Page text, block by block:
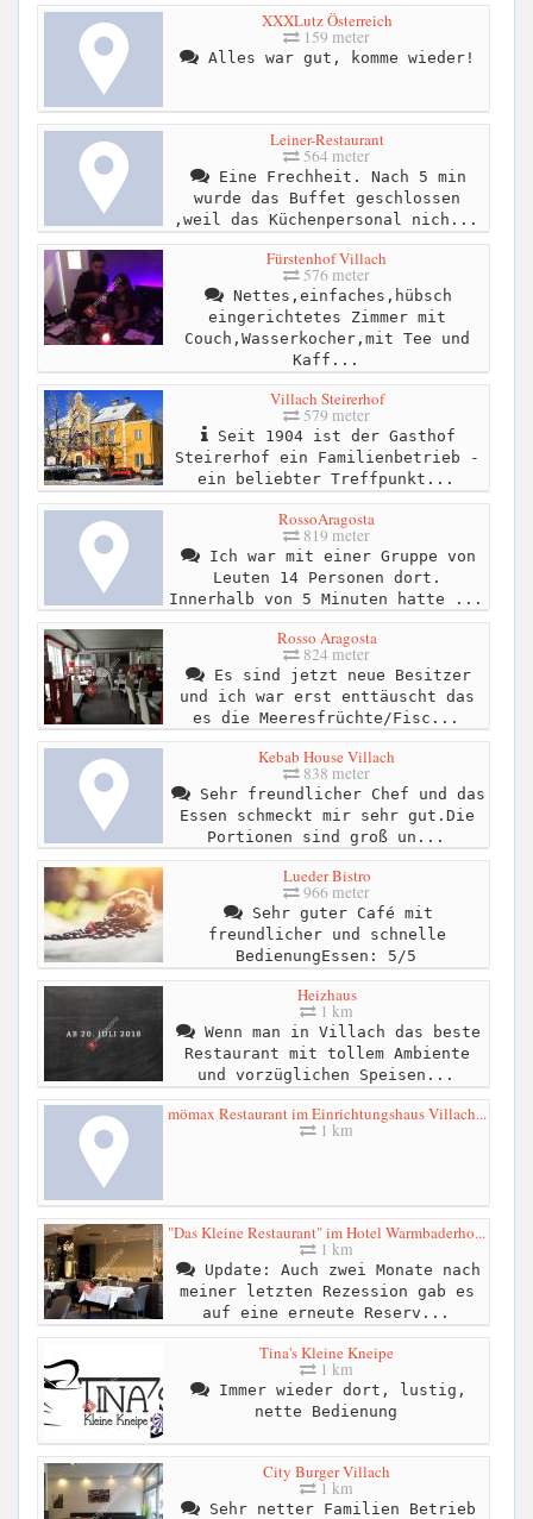
XXXLutz Österreich
159 meter
Alles war gut, komme wieder!
Leiner-Restaurant
564 meter
Eine Frechheit. Nach 5 min
wurde das Buffet geschlossen
,weil das Küchenpersonal nich...
Fürstenhof Villach
576 meter
Nettes,einfaches,hübsch
eingerichtetes Zimmer mit
Couch,Wasserkocher,mit Tee und
Kaff...
Villach Steirerhof
579 meter
Seit 1904 ist der Gasthof
Steirerhof ein Familienbetrieb -
ein beliebter Treffpunkt...
RossoAragosta
819 meter
Ich war mit einer Gruppe von
Leuten 14 Personen dort.
Innerhalb von 5 Minuten hatte ...
Rosso Aragosta
824 meter
Es sind jetzt neue Besitzer
und ich war erst enttäuscht das
es die Meeresfrüchte/Fisc...
Kebab House Villach
838 meter
Sehr freundlicher Chef und das
Essen schmeckt mir sehr gut.Die
Portionen sind groß un...
Lueder Bistro
966 meter
Sehr guter Café mit
freundlicher und schnelle
BedienungEssen: 5/5
Heizhaus
1 km
Wenn man in Villach das beste
Restaurant mit tollem Ambiente
und vorzüglichen Speisen...
mömax Restaurant im Einrichtungshaus Villach...
1 km
"Das Kleine Restaurant" im Hotel Warmbaderho...
1 km
Update: Auch zwei Monate nach
meiner letzten Rezession gab es
auf eine erneute Reserv...
Tina's Kleine Kneipe
1 km
Immer wieder dort, lustig,
nette Bedienung
City Burger Villach
1 km
Sehr netter Familien Betrieb